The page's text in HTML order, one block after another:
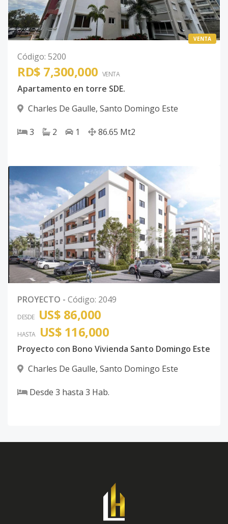
VENTA
Código: 5200
RD$ 7,300,000 VENTA
Apartamento en torre SDE.
Charles De Gaulle, Santo Domingo Este
3 2 1 86.65 Mt2
PROYECTO - Código: 2049
DESDE US$ 86,000
HASTA US$ 116,000
Proyecto con Bono Vivienda Santo Domingo Este
Charles De Gaulle, Santo Domingo Este
Desde 3 hasta 3 Hab.